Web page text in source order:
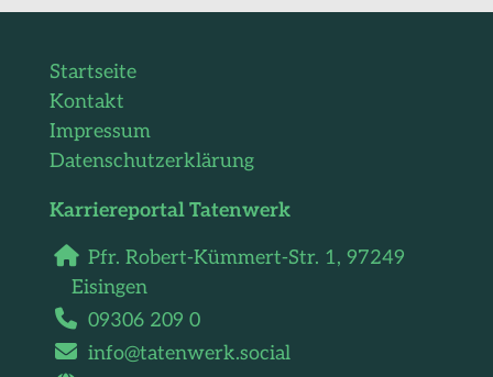
Startseite
Kontakt
Impressum
Datenschutzerklärung
Karriereportal Tatenwerk
Pfr. Robert-Kümmert-Str. 1, 97249
Eisingen
09306 209 0
info@tatenwerk.social